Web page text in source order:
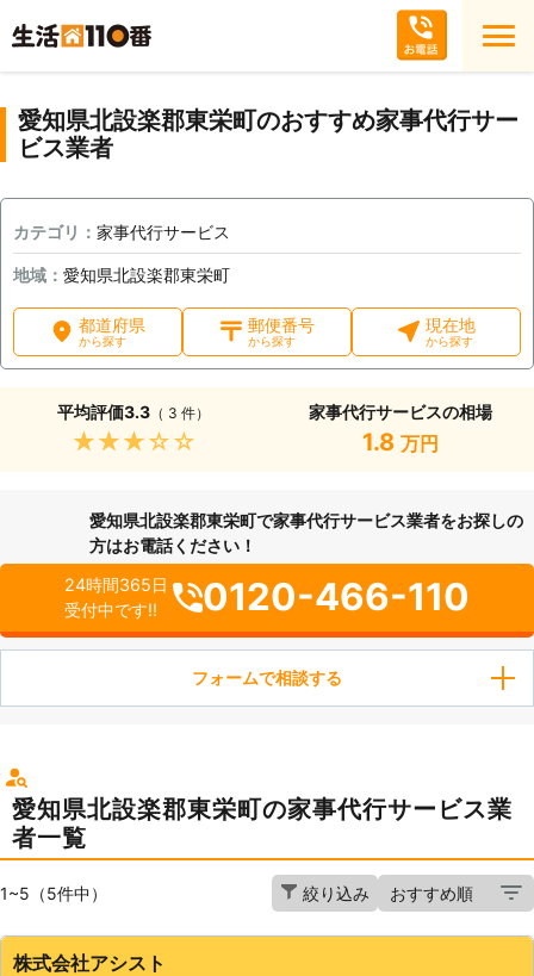
愛知県北設楽郡東栄町のおすすめ家事代行サー
ビス業者
カテゴリ： 家事代行サービス
地域： 愛知県北設楽郡東栄町
都道府県
から探す
郵便番号
から探す
現在地
から探す
平均評価3.3 （ 3 件）
★★★★★
家事代行サービスの相場
1.8 万円
愛知県北設楽郡東栄町で家事代行サービス業者をお探しの
方はお電話ください！
24時間365日
受付中です!!
0120-466-110
フォームで相談する
愛知県北設楽郡東栄町の家事代行サービス業
者一覧
1~5（5件中） 絞り込み
株式会社アシスト